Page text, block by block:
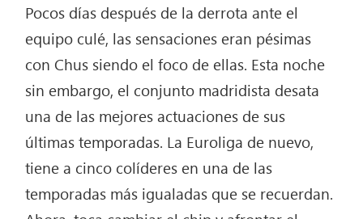
Pocos días después de la derrota ante el
equipo culé, las sensaciones eran pésimas
con Chus siendo el foco de ellas. Esta noche
sin embargo, el conjunto madridista desata
una de las mejores actuaciones de sus
últimas temporadas. La Euroliga de nuevo,
tiene a cinco colíderes en una de las
temporadas más igualadas que se recuerdan.